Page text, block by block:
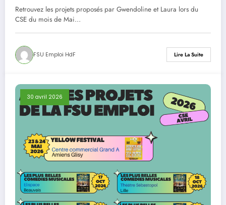
Retrouvez les projets proposés par Gwendoline et Laura lors du
CSE du mois de Mai…
FSU Emploi HdF Lire La Suite
30 avril 2026